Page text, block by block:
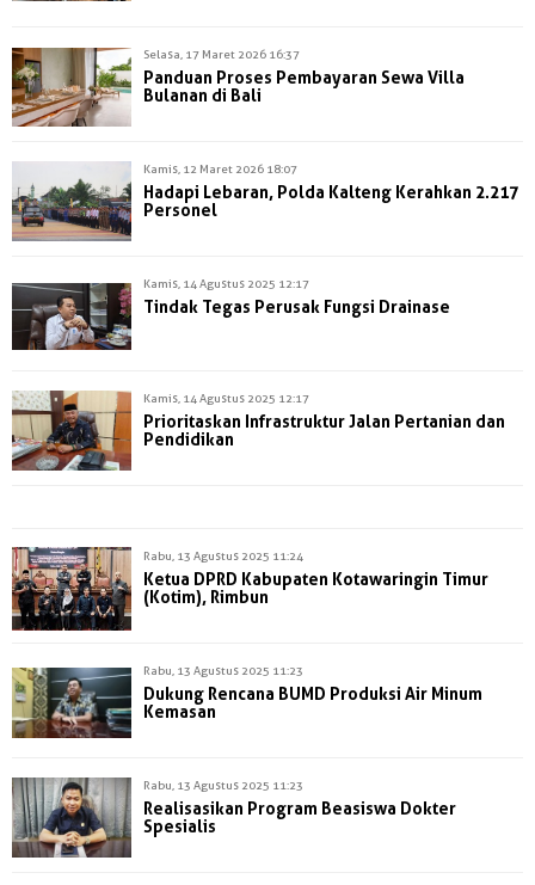
Selasa, 17 Maret 2026 16:37
Panduan Proses Pembayaran Sewa Villa
Bulanan di Bali
Kamis, 12 Maret 2026 18:07
Hadapi Lebaran, Polda Kalteng Kerahkan 2.217
Personel
Kamis, 14 Agustus 2025 12:17
Tindak Tegas Perusak Fungsi Drainase
Kamis, 14 Agustus 2025 12:17
Prioritaskan Infrastruktur Jalan Pertanian dan
Pendidikan
Rabu, 13 Agustus 2025 11:24
Ketua DPRD Kabupaten Kotawaringin Timur
(Kotim), Rimbun
Rabu, 13 Agustus 2025 11:23
Dukung Rencana BUMD Produksi Air Minum
Kemasan
Rabu, 13 Agustus 2025 11:23
Realisasikan Program Beasiswa Dokter
Spesialis